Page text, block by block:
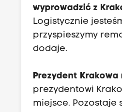
wyprowadzić z
Logistycznie
przyspieszymy
dodaje.
Prezydent Krakowa
prezydentowi
miejsce. Pozostaje